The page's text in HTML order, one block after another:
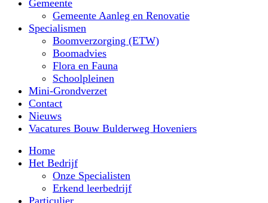
Gemeente
Gemeente Aanleg en Renovatie
Specialismen
Boomverzorging (ETW)
Boomadvies
Flora en Fauna
Schoolpleinen
Mini-Grondverzet
Contact
Nieuws
Vacatures Bouw Bulderweg Hoveniers
Home
Het Bedrijf
Onze Specialisten
Erkend leerbedrijf
Particulier